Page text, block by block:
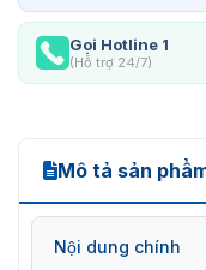
Gọi Hotline 1
(Hỗ trợ 24/7)
Mô tả sản
Nội dung chính